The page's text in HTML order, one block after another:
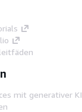
mit generativer KI